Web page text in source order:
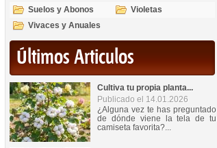
temas
Suelos y Abonos
Violetas
Vivaces y Anuales
Últimos Articulos
Cultiva tu propia planta...
Publicado el 14.01.2026
¿Alguna vez te has preguntado
de dónde viene la tela de tu
camiseta favorita?...